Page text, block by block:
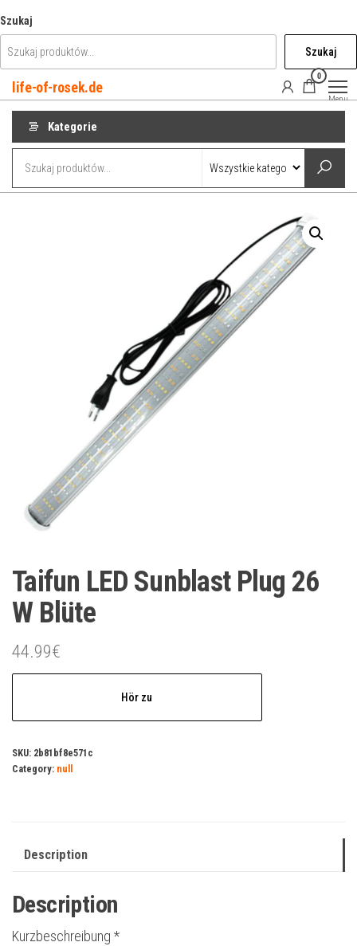
do
treści
Szukaj
Szukaj
life-of-rosek.de
0
Menu
Kategorie
Taifun LED Sunblast Plug 26
W Blüte
44.99€
Hör zu
SKU: 2b81bf8e571c
Category: null
Description
Description
Kurzbeschreibung *